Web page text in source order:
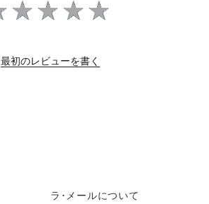
最初のレビューを書く
ラ･メールについて